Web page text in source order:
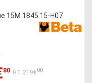
15M 1845 15-H07
80 HT:219€00